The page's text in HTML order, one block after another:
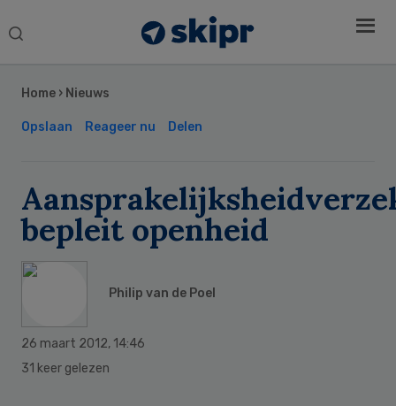
Search
Home › Nieuws
Opslaan Reageer nu Delen
bepleit openheid
Philip van de Poel
26 maart 2012, 14:46
31 keer gelezen
Sidebar